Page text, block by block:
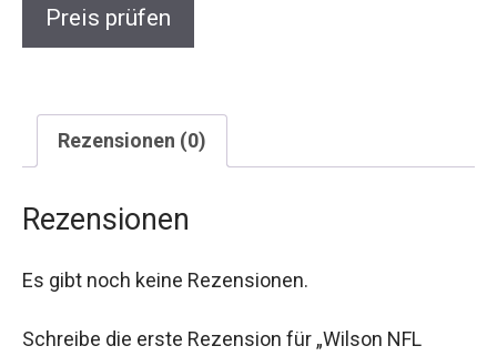
Preis prüfen
Rezensionen (0)
Rezensionen
Es gibt noch keine Rezensionen.
Schreibe die erste Rezension für „Wilson NFL